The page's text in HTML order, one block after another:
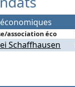
association éco
Schaffhausen